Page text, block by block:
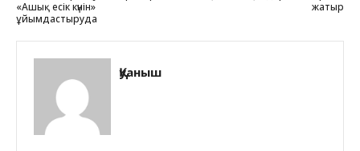
«Ашық есік күнін»
ұйымдастыруда
жатыр
Қуаныш